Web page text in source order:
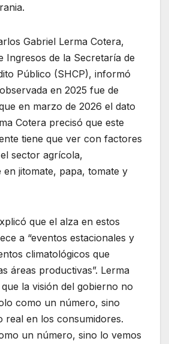
Gabriel Lerma Cotera,
Ingresos de la Secretaría de
Público (SHCP), informó
en 2025 fue de
en marzo de 2026 el dato
Cotera precisó que este
tiene que ver con factores
sector agrícola,
en jitomate, papa, tomate y
que el alza en estos
a “eventos estacionales y
climatológicos que
áreas productivas”. Lerma
la visión del gobierno no
como un número, sino
real en los consumidores.
un número, sino lo vemos